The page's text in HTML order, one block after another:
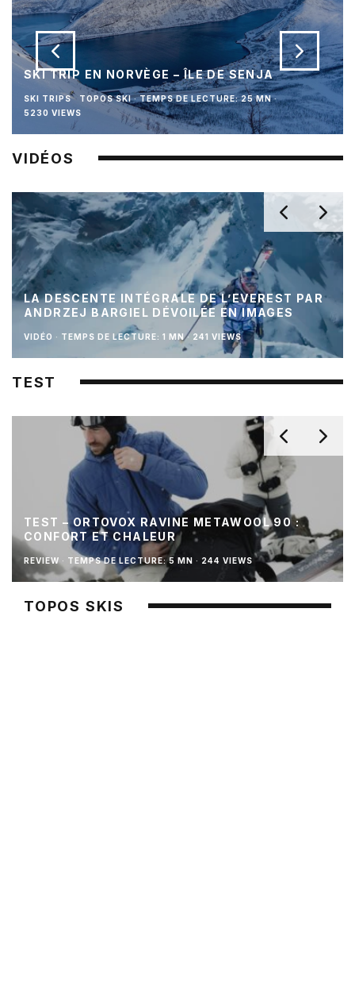
SKI TRIP EN NORVÈGE – ÎLE DE SENJA
SKI TRIPS TOPOS SKI · TEMPS DE LECTURE: 25 MN ·
5230 VIEWS
VIDÉOS
LA DESCENTE INTÉGRALE DE L’EVEREST PAR
ANDRZEJ BARGIEL DÉVOILÉE EN IMAGES
VIDÉO · TEMPS DE LECTURE: 1 MN · 241 VIEWS
TEST
TEST – ORTOVOX RAVINE METAWOOL 90 :
CONFORT ET CHALEUR
REVIEW · TEMPS DE LECTURE: 5 MN · 244 VIEWS
TOPOS SKIS